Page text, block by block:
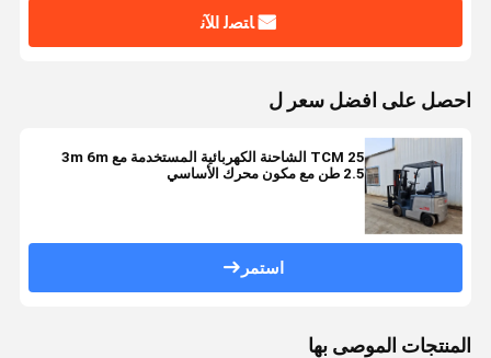
ﺎﺘﺼﻟ ﺍﻶﻧ
احصل على افضل سعر ل
TCM 25 الشاحنة الكهربائية المستخدمة مع 3m 6m
2.5 طن مع مكون محرك الأساسي
استمر
المنتجات الموصى بها